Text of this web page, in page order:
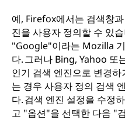
예, Firefox에서는 검색창
진을 사용자 정의할 수 있
"Google"이라는 Mozilla
다. 그러나 Bing, Yahoo
인기 검색 엔진으로 변경
는 경우 사용자 정의 검색
다. 검색 엔진 설정을 수정
고 "옵션"을 선택한 다음 "